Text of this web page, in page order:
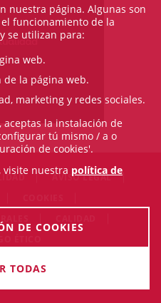
AVISO LEGAL
Il·lustre Col·legi de l'Advocacia
nuestra página. Algunas son
funcionamiento de la
se utilizan para:
web.
la página web.
marketing y redes sociales.
aceptas la instalación de
tú mismo / a o
de cookies'.
visite nuestra política de
DE COOKIES
TODAS